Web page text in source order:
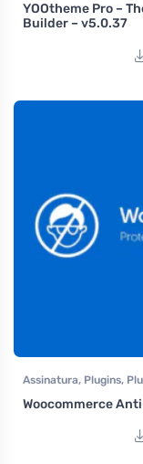
YOOtheme Pro –
Builder – v5.0.37
Assinatura, Plugins,
Woocommerce